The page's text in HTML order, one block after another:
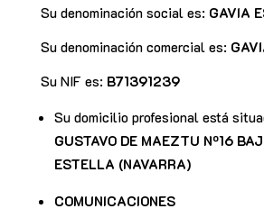
Su denominación social es: GAVIA
Su denominación comercial es:
Su NIF es: B71391239
Su domicilio profesional está
GUSTAVO DE MAEZTU Nº16
ESTELLA (NAVARRA)
COMUNICACIONES